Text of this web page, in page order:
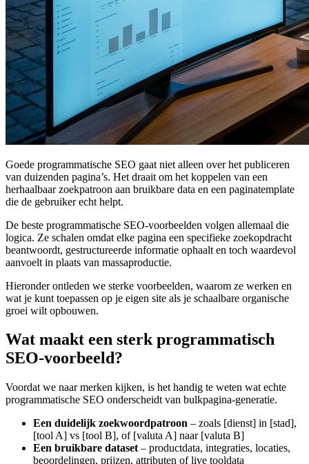
Goede programmatische SEO gaat niet alleen over het publiceren
van duizenden pagina’s. Het draait om het koppelen van een
herhaalbaar zoekpatroon aan bruikbare data en een paginatemplate
die de gebruiker echt helpt.
De beste programmatische SEO-voorbeelden volgen allemaal die
logica. Ze schalen omdat elke pagina een specifieke zoekopdracht
beantwoordt, gestructureerde informatie ophaalt en toch waardevol
aanvoelt in plaats van massaproductie.
Hieronder ontleden we sterke voorbeelden, waarom ze werken en
wat je kunt toepassen op je eigen site als je schaalbare organische
groei wilt opbouwen.
Wat maakt een sterk programmatisch
SEO-voorbeeld?
Voordat we naar merken kijken, is het handig te weten wat echte
programmatische SEO onderscheidt van bulkpagina-generatie.
Een duidelijk zoekwoordpatroon – zoals [dienst] in [stad],
[tool A] vs [tool B], of [valuta A] naar [valuta B]
Een bruikbare dataset – productdata, integraties, locaties,
beoordelingen, prijzen, attributen of live tooldata